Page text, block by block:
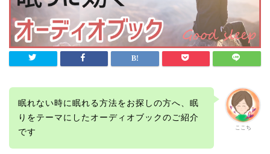
ここち
眠れない時に眠れる方法をお探しの方へ、眠
りをテーマにしたオーディオブックのご紹介
です